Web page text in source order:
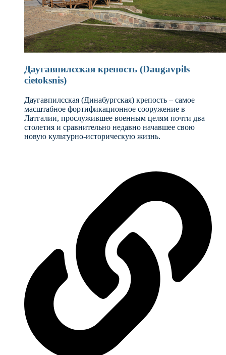
Даугавпилсская крепость (Daugavpils
cietoksnis)
Даугавпилсская (Динабургская) крепость – самое
масштабное фортификационное сооружение в
Латгалии, прослужившее военным целям почти два
столетия и сравнительно недавно начавшее свою
новую культурно-историческую жизнь.